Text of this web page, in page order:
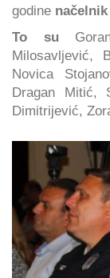
godine
To su
Milosavljević,
Novica
Dragan Mitić,
Dimitrijević,